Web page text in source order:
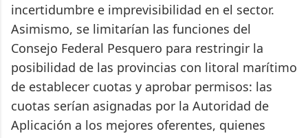
incertidumbre e imprevisibilidad en el sector.
Asimismo, se limitarían las funciones del
Consejo Federal Pesquero para restringir la
posibilidad de las provincias con litoral marítimo
de establecer cuotas y aprobar permisos: las
cuotas serían asignadas por la Autoridad de
Aplicación a los mejores oferentes, quienes